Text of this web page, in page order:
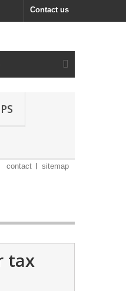
Contact us
contact sitemap
tax